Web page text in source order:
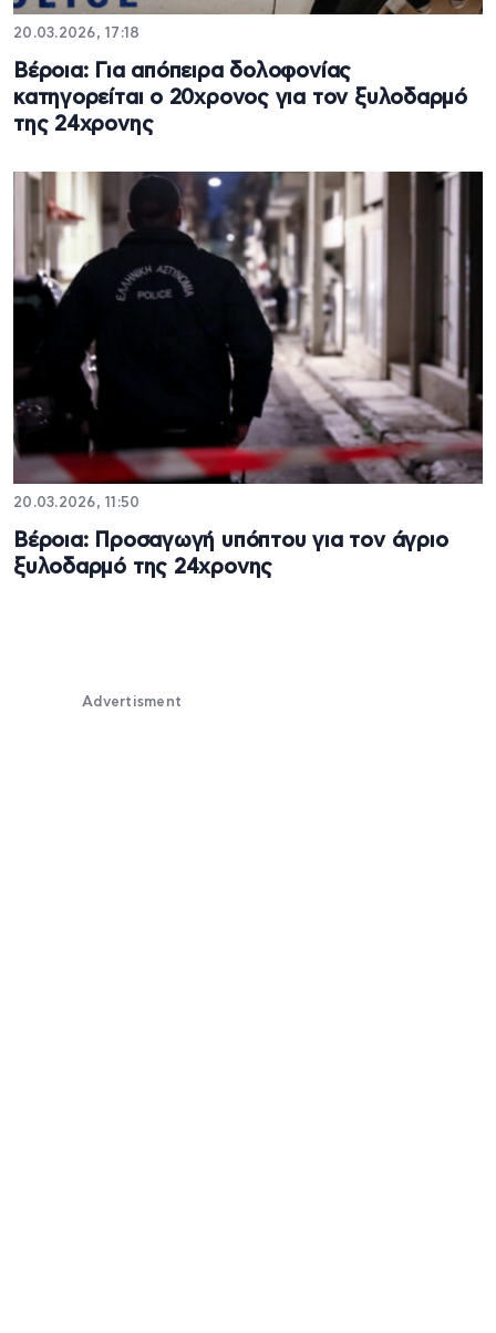
20.03.2026, 17:18
Βέροια: Για απόπειρα δολοφονίας
κατηγορείται ο 20χρονος για τον ξυλοδαρμό
της 24χρονης
20.03.2026, 11:50
Βέροια: Προσαγωγή υπόπτου για τον άγριο
ξυλοδαρμό της 24χρονης
Advertisment